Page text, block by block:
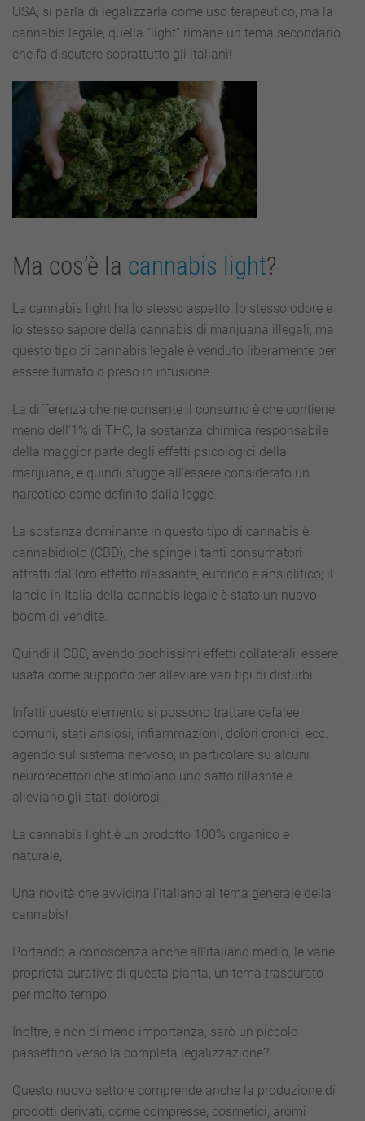
USA, si parla di legalizzarla come uso terapeutico, ma la
cannabis legale, quella “light” rimane un tema secondario
che fa discutere soprattutto gli italiani!
Ma cos’è la cannabis light?
La cannabis light ha lo stesso aspetto, lo stesso odore e
lo stesso sapore della cannabis di marijuana illegali, ma
questo tipo di cannabis legale è venduto liberamente per
essere fumato o preso in infusione.
La differenza che ne consente il consumo è che contiene
meno dell’1% di THC, la sostanza chimica responsabile
della maggior parte degli effetti psicologici della
marijuana, e quindi sfugge all’essere considerato un
narcotico come definito dalla legge.
La sostanza dominante in questo tipo di cannabis è
cannabidiolo (CBD), che spinge i tanti consumatori
attratti dal loro effetto rilassante, euforico e ansiolitico; il
lancio in Italia della cannabis legale è stato un nuovo
boom di vendite.
Quindi il CBD, avendo pochissimi effetti collaterali, essere
usata come supporto per alleviare vari tipi di disturbi.
Infatti questo elemento si possono trattare cefalee
comuni, stati ansiosi, infiammazioni, dolori cronici, ecc.
agendo sul sistema nervoso, in particolare su alcuni
neurorecettori che stimolano uno satto rillasnte e
alleviano gli stati dolorosi.
La cannabis light è un prodotto 100% organico e
naturale,
Una novità che avvicina l’italiano al tema generale della
cannabis!
Portando a conoscenza anche all’italiano medio, le varie
proprietà curative di questa pianta, un tema trascurato
per molto tempo.
Inoltre, e non di meno importanza, sarò un piccolo
passettino verso la completa legalizzazione?
Questo nuovo settore comprende anche la produzione di
prodotti derivati, come compresse, cosmetici, aromi